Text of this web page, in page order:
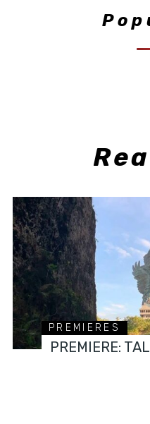
PREMIERES
PREMIERE: